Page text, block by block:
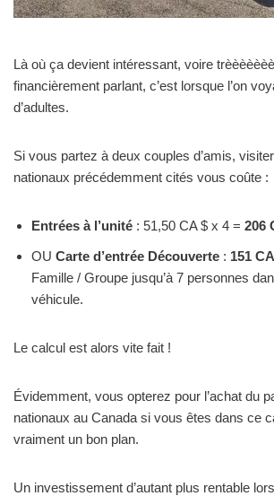
Là où ça devient intéressant, voire
financièrement parlant, c’est lorsque l’on
d’adultes.
Si vous partez à deux couples d’amis,
nationaux précédemment cités vous coûte :
Entrées à l’unité : 51,50 CA $ x 4 = 206
OU Carte d’entrée Découverte : 151
Famille / Groupe jusqu’à 7 personnes
véhicule.
Le calcul est alors vite fait !
Évidemment, vous opterez pour l’achat du
nationaux au Canada si vous êtes dans ce
vraiment un bon plan.
Un investissement d’autant plus rentable